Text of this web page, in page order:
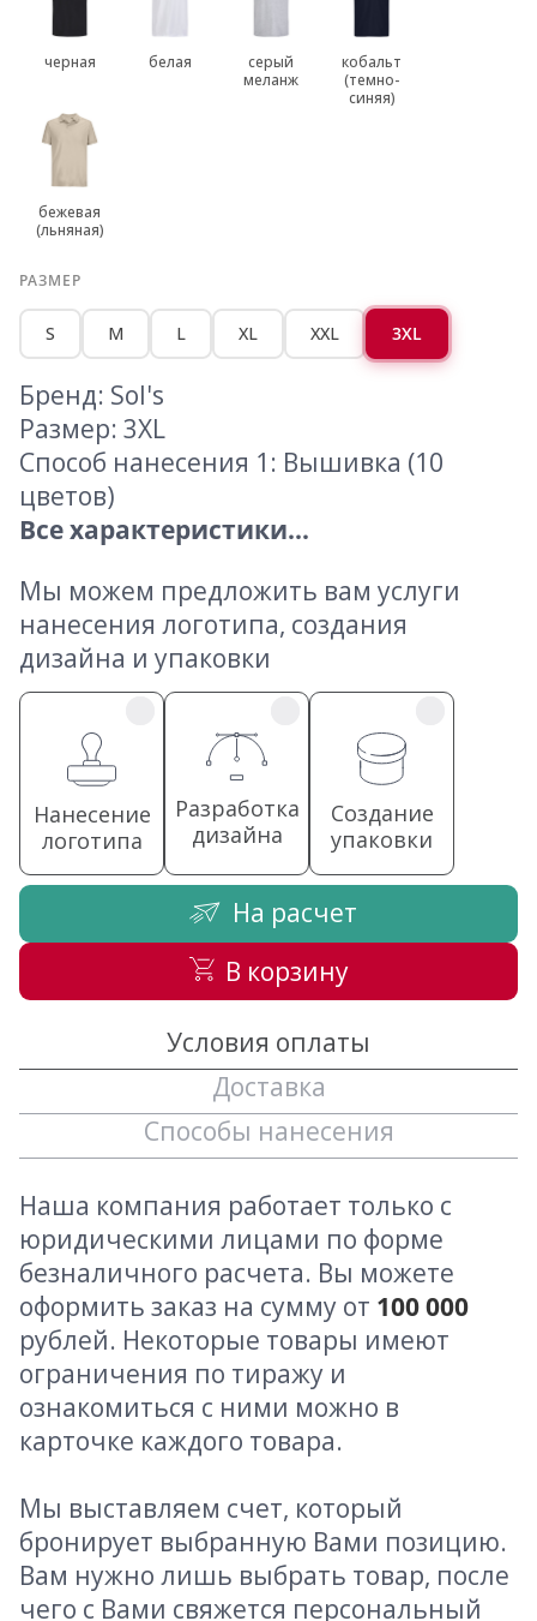
черная белая
серый
меланж
кобальт
(темно-
синяя)
бежевая
(льняная)
РАЗМЕР
S M L XL XXL 3XL
Бренд: Sol's
Размер: 3XL
Способ нанесения 1: Вышивка (10
цветов)
Все характеристики...
Мы можем предложить вам услуги
нанесения логотипа, создания
дизайна и упаковки
Нанесение
логотипа
Разработка
дизайна
Создание
упаковки
На расчет
В корзину
Условия оплаты
Доставка
Способы нанесения
Наша компания работает только с
юридическими лицами по форме
безналичного расчета. Вы можете
оформить заказ на сумму от 100 000
рублей. Некоторые товары имеют
ограничения по тиражу и
ознакомиться с ними можно в
карточке каждого товара.
Мы выставляем счет, который
бронирует выбранную Вами позицию.
Вам нужно лишь выбрать товар, после
чего с Вами свяжется персональный